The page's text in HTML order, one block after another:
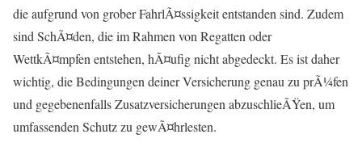
die aufgrund von grober FahrlÃ¤ssigkeit entstanden sind. Zudem
sind SchÃ¤den, die im Rahmen von Regatten oder
WettkÃ¤mpfen entstehen, hÃ¤ufig nicht abgedeckt. Es ist daher
wichtig, die Bedingungen deiner Versicherung genau zu prÃ¼fen
und gegebenenfalls Zusatzversicherungen abzuschlieÃŸen, um
umfassenden Schutz zu gewÃ¤hrlesten.